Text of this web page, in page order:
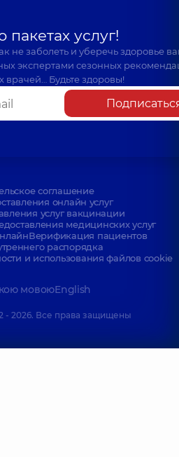
услуг!
не заболеть и уберечь здоровье
экспертами сезонных
врачей… Будьте здоровы!
соглашение
онлайн услуг
услуг вакцинации
медицинских услуг
Верификация пациентов
распорядка
и использования файлов cookie
мовоюEnglish
- 2026. Все права защищены